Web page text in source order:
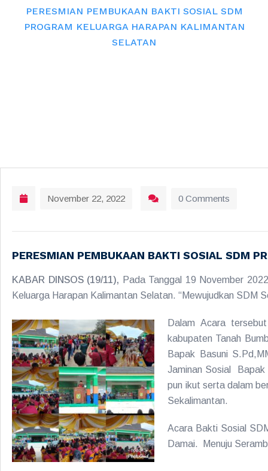
PERESMIAN PEMBUKAAN BAKTI SOSIAL SDM
PROGRAM KELUARGA HARAPAN KALIMANTAN
SELATAN
November 22, 2022 0 Comments
PERESMIAN PEMBUKAAN BAKTI SOSIAL SDM
KABAR DINSOS (19/11), Pada Tanggal 19 November
Keluarga Harapan Kalimantan Selatan. “Mewujudkan SDM
Dalam Acara
kabupaten Tanah
Bapak Basuni
Jaminan Sosial Bapak
pun ikut serta dalam
Sekalimantan.
Acara Bakti Sosial
Damai. Menuju